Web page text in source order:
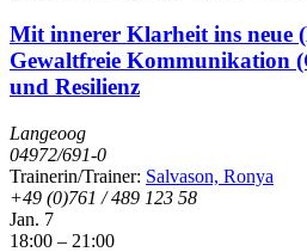
Mit innerer Klarheit ins neue
Gewaltfreie Kommunikation
und Resilienz
Langeoog
04972/691-0
Trainerin/Trainer: Salvason, Ronya
+49 (0)761 / 489 123 58
Jan. 7
18:00 – 21:00